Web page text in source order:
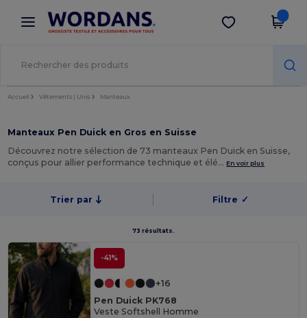
× Appli Wordans
Meilleurs prix sur l’app !
Obtenir l'appli
Accueil Vêtements | Unis Manteaux
Manteaux Pen Duick en Gros en Suisse
Découvrez notre sélection de 73 manteaux Pen Duick en Suisse,
conçus pour allier performance technique et élé… En voir plus
Trier par Filtre ✓
73 résultats.
-41%
+16
Pen Duick PK768
Veste Softshell Homme